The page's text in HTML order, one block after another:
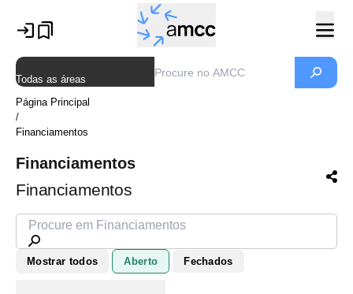
Todas as áreas
Página Principal
/
Financiamentos
Financiamentos
Financiamentos
Mostrar todos Aberto Fechados